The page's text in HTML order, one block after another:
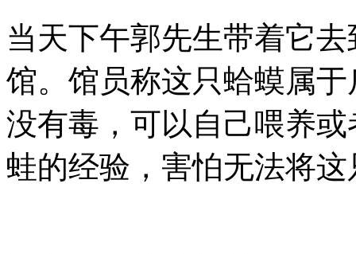
当天下午郭先生带着它
馆。馆员称这只蛤蟆属
没有毒，可以自己喂养
蛙的经验，害怕无法将